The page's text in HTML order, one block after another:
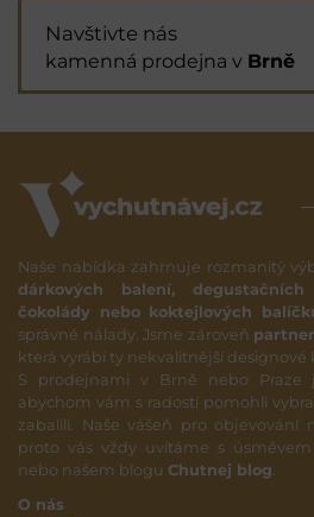
Navštivte nás
kamenná prodejna v Brně
Naše nabídka zahrnuje rozmanitý
dárkových balení,
čokolády nebo koktejlových
správné nálady. Jsme zároveň
která vyrábí ty nekvalitnější designové
S prodejnami v Brně nebo
abychom vám s radostí pomohli
zabalili. Naše vášeň pro objevování
proto vás vždy uvítáme s
nebo našem blogu Chutnej blog.
O nás